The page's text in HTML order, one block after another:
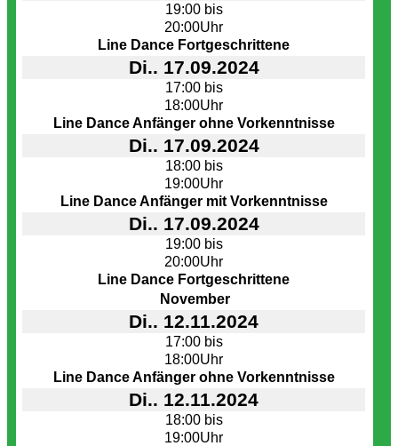
19:00 bis
20:00Uhr
Line Dance Fortgeschrittene
Di.. 17.09.2024
17:00 bis
18:00Uhr
Line Dance Anfänger ohne Vorkenntnisse
Di.. 17.09.2024
18:00 bis
19:00Uhr
Line Dance Anfänger mit Vorkenntnisse
Di.. 17.09.2024
19:00 bis
20:00Uhr
Line Dance Fortgeschrittene
November
Di.. 12.11.2024
17:00 bis
18:00Uhr
Line Dance Anfänger ohne Vorkenntnisse
Di.. 12.11.2024
18:00 bis
19:00Uhr